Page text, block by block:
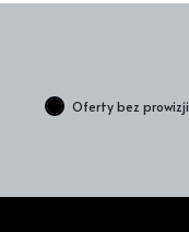
Oferty bez prowizji